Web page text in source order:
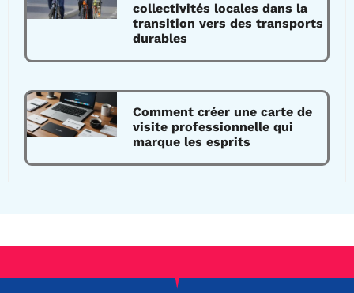
collectivités locales dans la
transition vers des transports
durables
Comment créer une carte de
visite professionnelle qui
marque les esprits